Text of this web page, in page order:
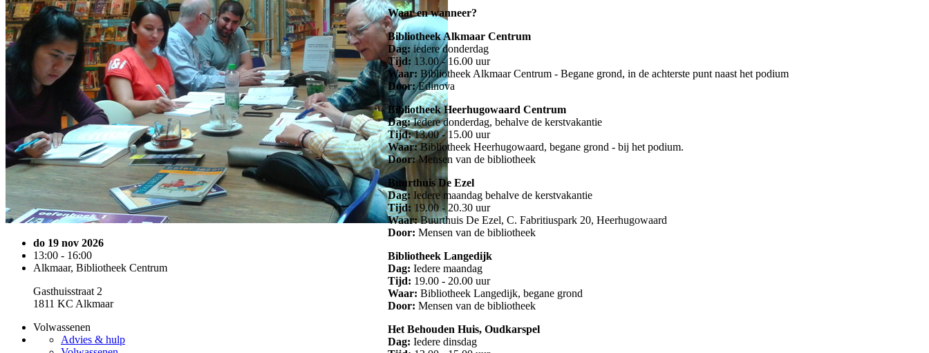
do 19 nov 2026
13:00 - 16:00
Alkmaar, Bibliotheek Centrum
Gasthuisstraat 2
1811 KC Alkmaar
Volwassenen
Advies & hulp
Waar en wanneer?
Bibliotheek Alkmaar Centrum
Dag:iedere donderdag
Tijd: 13.00 - 16.00 uur
Waar: Bibliotheek Alkmaar Centrum - Begane grond, in de achterste punt naast het podium
Door:Edinova
Bibliotheek Heerhugowaard Centrum
Dag:Iedere donderdag, behalve de kerstvakantie
Tijd:13.00 - 15.00 uur
Waar:Bibliotheek Heerhugowaard, begane grond - bij het podium.
Door:Mensen van de bibliotheek
Buurthuis De Ezel
Dag: Iedere maandag behalve de kerstvakantie
Tijd: 19.00 - 20.30 uur
Waar:Buurthuis De Ezel, C. Fabritiuspark 20, Heerhugowaard
Door: Mensen van de bibliotheek
Bibliotheek Langedijk
Dag: Iedere maandag
Tijd: 19.00 - 20.00 uur
Waar: Bibliotheek Langedijk, begane grond
Door: Mensen van de bibliotheek
Het Behouden Huis, Oudkarspel
Dag: Iedere dinsdag